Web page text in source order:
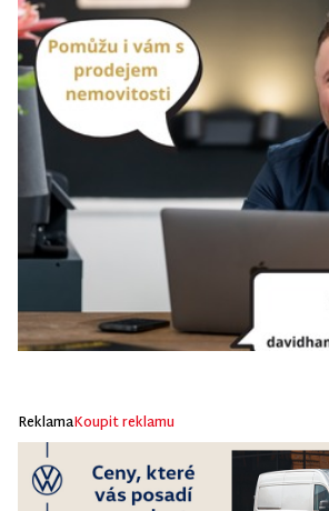
ReklamaKoupit reklamu